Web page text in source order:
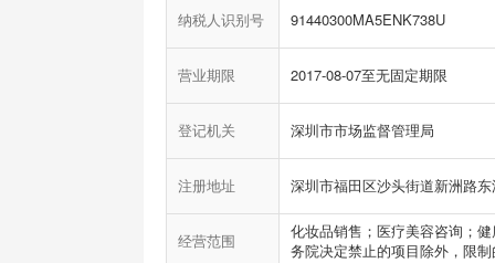
纳税人识别号 91440300MA5ENK738U
营业期限 2017-08-07至无固定期限
登记机关 深圳市市场监督管理局
注册地址 深圳市福田区沙头街道新洲路
经营范围
化妆品销售；医疗美容咨询；
务院决定禁止的项目除外，限